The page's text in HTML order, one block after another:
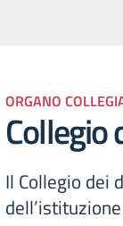
ORGANO
Collegio
Il Collegio dei